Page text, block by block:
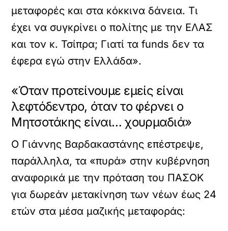
μεταφορές και στα κόκκινα δάνεια. Τι
έχει να συγκρίνει ο πολίτης με την ΕΛΑΣ
και τον κ. Τσίπρα; Γιατί τα funds δεν τα
έφερα εγώ στην Ελλάδα».
«Όταν προτείνουμε εμείς είναι
λεφτόδεντρο, όταν το φέρνει ο
Μητσοτάκης είναι… χουρμαδιά»
Ο Γιάννης Βαρδακαστάνης επέστρεψε,
παράλληλα, τα «πυρά» στην κυβέρνηση
αναφορικά με την πρόταση του ΠΑΣΟΚ
για δωρεάν μετακίνηση των νέων έως 24
ετών στα μέσα μαζικής μεταφοράς: